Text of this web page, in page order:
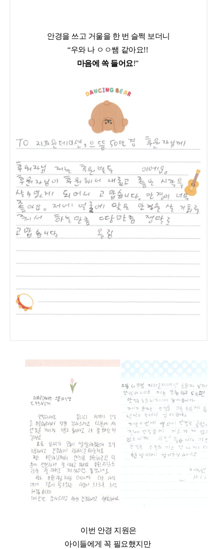
안경을 쓰고 거울을 한 번 슬쩍 보더니
“우와 나 ㅇㅇ쌤 같아요!!
마음에 쏙 들어요!”
이번 안경 지원은
아이들에게 꼭 필요했지만